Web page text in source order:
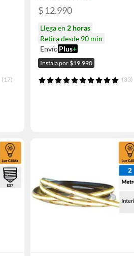
(17)
$ 12.990
Llega en 2 horas
Retira desde 90 min
Envío Plus+
Instala por $19.990
(33)